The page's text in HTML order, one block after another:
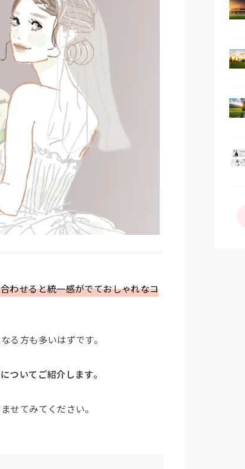
わせると統一感がでておしゃれなコ
る方も多いはずです。
ついてご紹介します。
せてみてください。